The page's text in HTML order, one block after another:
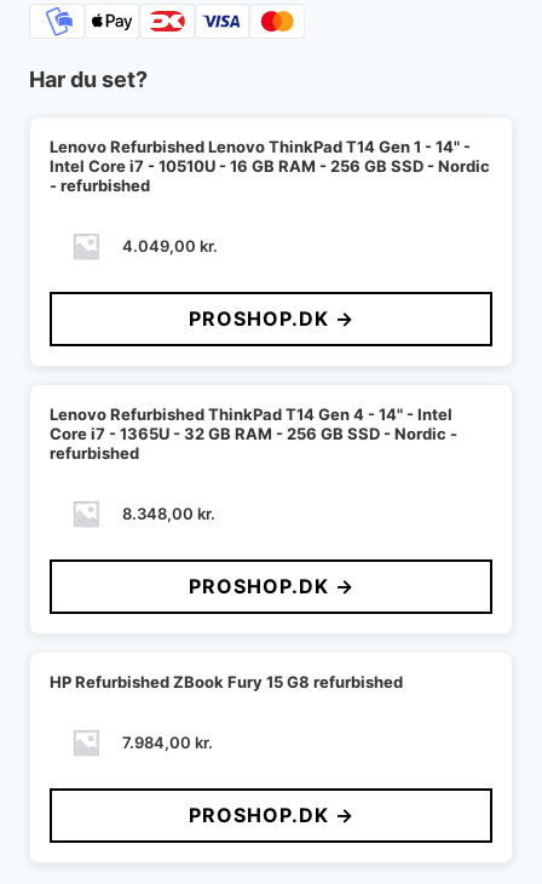
Har du set?
Lenovo Refurbished Lenovo ThinkPad T14 Gen 1 - 14" -
Intel Core i7 - 10510U - 16 GB RAM - 256 GB SSD - Nordic
- refurbished
4.049,00 kr.
PROSHOP.DK →
Lenovo Refurbished ThinkPad T14 Gen 4 - 14" - Intel
Core i7 - 1365U - 32 GB RAM - 256 GB SSD - Nordic -
refurbished
8.348,00 kr.
PROSHOP.DK →
HP Refurbished ZBook Fury 15 G8 refurbished
7.984,00 kr.
PROSHOP.DK →